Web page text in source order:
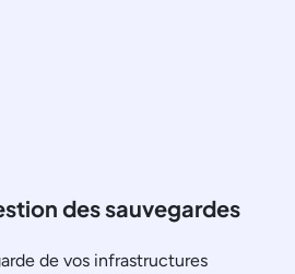
des sauvegardes
de vos infrastructures